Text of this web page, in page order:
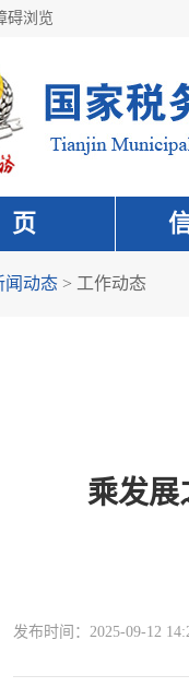
碍浏览
页
闻动态 > 工作动态
乘发展
发布时间：2025-09-12